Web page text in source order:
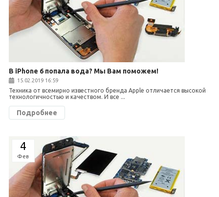
В iPhone 6 попала вода? Мы Вам поможем!
15.02.2019 16:59
Техника от всемирно известного бренда Apple отличается высокой
технологичностью и качеством. И все ...
Подробнее
4
Фев